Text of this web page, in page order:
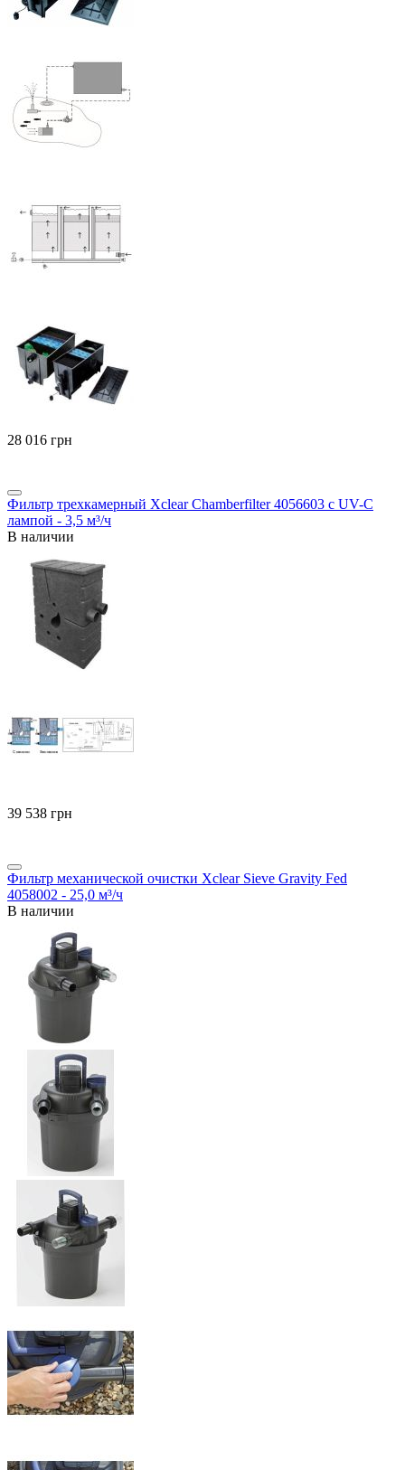
‍28 016‍ грн
Фильтр трехкамерный Xclear Chamberfilter 4056603 с UV-C
лампой - 3,5 м³/ч
В наличии
‍39 538‍ грн
Фильтр механической очистки Xclear Sieve Gravity Fed
4058002 - 25,0 м³/ч
В наличии